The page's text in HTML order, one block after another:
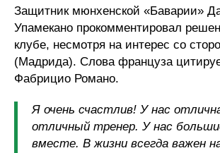
Защитник мюнхенской «Баварии»
Упамекано прокомментировал
клубе, несмотря на интерес со
(Мадрида). Слова француза
Фабрицио Романо.
Я очень счастлив! У нас
отличный тренер. У нас
вместе. В жизни всегда важен